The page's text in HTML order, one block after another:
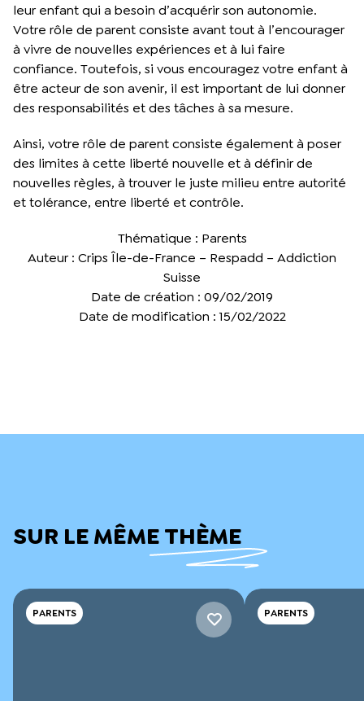
leur enfant qui a besoin d’acquérir son autonomie.
Votre rôle de parent consiste avant tout à l’encourager
à vivre de nouvelles expériences et à lui faire
confiance. Toutefois, si vous encouragez votre enfant à
être acteur de son avenir, il est important de lui donner
des responsabilités et des tâches à sa mesure.
Ainsi, votre rôle de parent consiste également à poser
des limites à cette liberté nouvelle et à définir de
nouvelles règles, à trouver le juste milieu entre autorité
et tolérance, entre liberté et contrôle.
Thématique : Parents
Auteur : Crips Île-de-France – Respadd – Addiction
Suisse
Date de création : 09/02/2019
Date de modification : 15/02/2022
SUR LE MÊME THÈME
PARENTS PARENTS